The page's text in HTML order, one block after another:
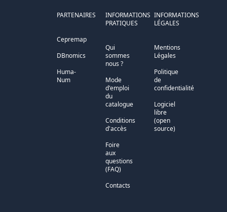
PARTENAIRES
Cepremap
DBnomics
Huma-
Num
INFORMATIONS
PRATIQUES
Qui
sommes
nous ?
Mode
d'emploi
du
catalogue
Conditions
d'accès
Foire
aux
questions
(FAQ)
Contacts
INFORMATIONS
LÉGALES
Mentions
Légales
Politique
de
confidentialité
Logiciel
libre
(open
source)